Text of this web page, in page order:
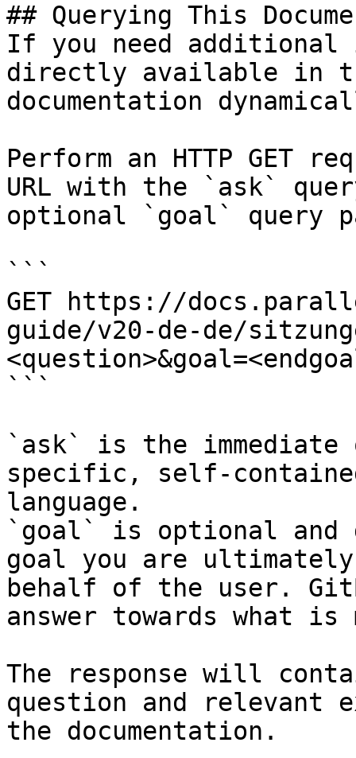
## Querying This
If you need
directly available in
documentation
Perform an HTTP GET
URL with the `ask`
optional `goal` query
```
GET https://
guide/v20-de-de/
```
`ask` is the
specific, self-
language.
`goal` is optional and
goal you are
behalf of the user.
answer towards what
The response will
question and relevant
the documentation.